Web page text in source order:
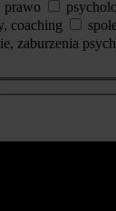
prawo
coaching
zaburzenia